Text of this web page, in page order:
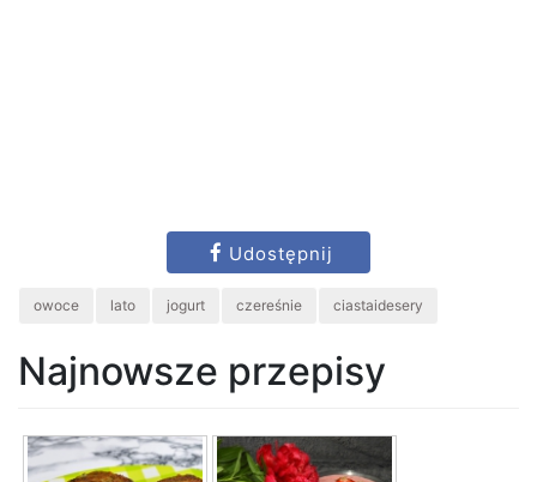
Udostępnij
owoce lato jogurt czereśnie ciastaidesery
Najnowsze przepisy